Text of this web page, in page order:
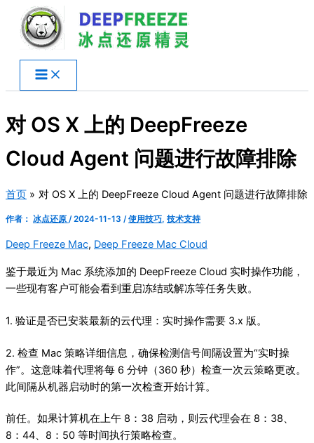
对 OS X 上的 DeepFreeze
Cloud Agent 问题进行故障排除
首页 对 OS X 上的 DeepFreeze Cloud Agent 问题进行故障排除
作者： 冰点还原 /2024-11-13 /使用技巧, 技术支持
Deep Freeze Mac, Deep Freeze Mac Cloud
鉴于最近为 Mac 系统添加的 DeepFreeze Cloud 实时操作功能，
一些现有客户可能会看到重启冻结或解冻等任务失败。
1. 验证是否已安装最新的云代理：实时操作需要 3.x 版。
2. 检查 Mac 策略详细信息，确保检测信号间隔设置为“实时操
作”。这意味着代理将每 6 分钟（360 秒）检查一次云策略更改。
此间隔从机器启动时的第一次检查开始计算。
前任。如果计算机在上午 8：38 启动，则云代理会在 8：38、
8：44、8：50 等时间执行策略检查。